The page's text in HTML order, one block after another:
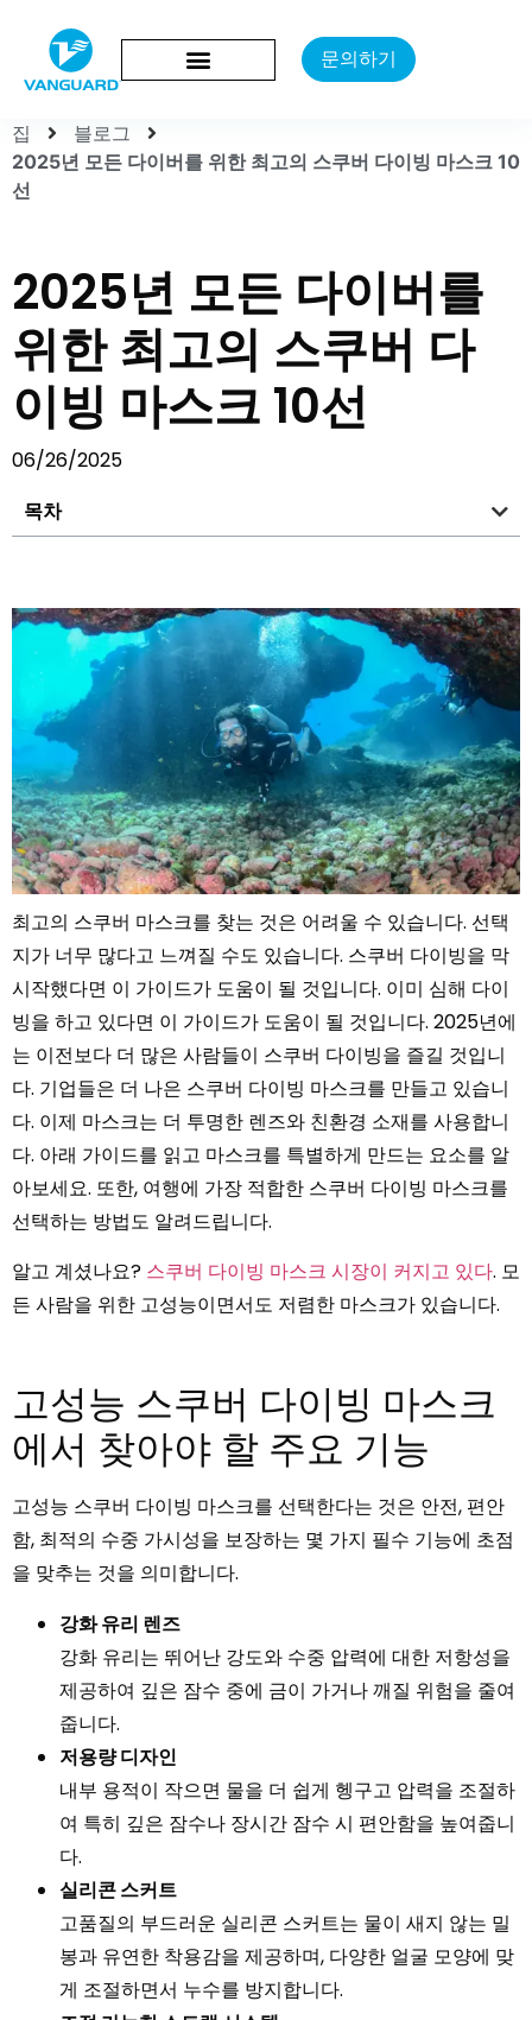
문의하기
집
블로그
2025년 모든 다이버를 위한 최고의 스쿠버 다이빙 마스크 10
선
2025년 모든 다이버를
위한 최고의 스쿠버 다
이빙 마스크 10선
06/26/2025
목차
최고의 스쿠버 마스크를 찾는 것은 어려울 수 있습니다. 선택
지가 너무 많다고 느껴질 수도 있습니다. 스쿠버 다이빙을 막
시작했다면 이 가이드가 도움이 될 것입니다. 이미 심해 다이
빙을 하고 있다면 이 가이드가 도움이 될 것입니다. 2025년에
는 이전보다 더 많은 사람들이 스쿠버 다이빙을 즐길 것입니
다. 기업들은 더 나은 스쿠버 다이빙 마스크를 만들고 있습니
다. 이제 마스크는 더 투명한 렌즈와 친환경 소재를 사용합니
다. 아래 가이드를 읽고 마스크를 특별하게 만드는 요소를 알
아보세요. 또한, 여행에 가장 적합한 스쿠버 다이빙 마스크를
선택하는 방법도 알려드립니다.
알고 계셨나요? 스쿠버 다이빙 마스크 시장이 커지고 있다. 모
든 사람을 위한 고성능이면서도 저렴한 마스크가 있습니다.
고성능 스쿠버 다이빙 마스크
에서 찾아야 할 주요 기능
고성능 스쿠버 다이빙 마스크를 선택한다는 것은 안전, 편안
함, 최적의 수중 가시성을 보장하는 몇 가지 필수 기능에 초점
을 맞추는 것을 의미합니다.
강화 유리 렌즈
강화 유리는 뛰어난 강도와 수중 압력에 대한 저항성을
제공하여 깊은 잠수 중에 금이 가거나 깨질 위험을 줄여
줍니다.
저용량 디자인
내부 용적이 작으면 물을 더 쉽게 헹구고 압력을 조절하
여 특히 깊은 잠수나 장시간 잠수 시 편안함을 높여줍니
다.
실리콘 스커트
고품질의 부드러운 실리콘 스커트는 물이 새지 않는 밀
봉과 유연한 착용감을 제공하며, 다양한 얼굴 모양에 맞
게 조절하면서 누수를 방지합니다.